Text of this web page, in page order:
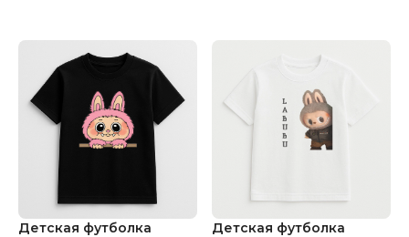
Детская футболка
Детская футболка